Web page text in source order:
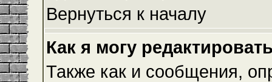
Вернуться к началу
Как я могу
Также как и сообщения,